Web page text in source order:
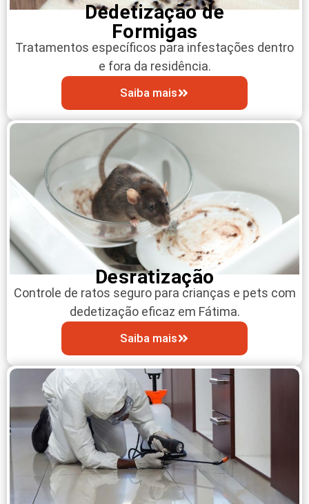
Dedetização de
Formigas
Tratamentos específicos para infestações dentro
e fora da residência.
Saiba mais
Desratização
Controle de ratos seguro para crianças e pets com
dedetização eficaz em Fátima.
Saiba mais